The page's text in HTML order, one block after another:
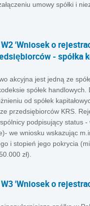
umowy spółki i
'Wniosek o
- spółka
akcyjna jest jedną ze
spółek handlowych.
od spółek
przedsiębiorców KRS.
podpisujący status
we wniosku wskazując
i stopień jego pokrycia
zł).
'Wniosek o